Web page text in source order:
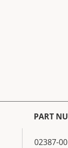
PART
02387-